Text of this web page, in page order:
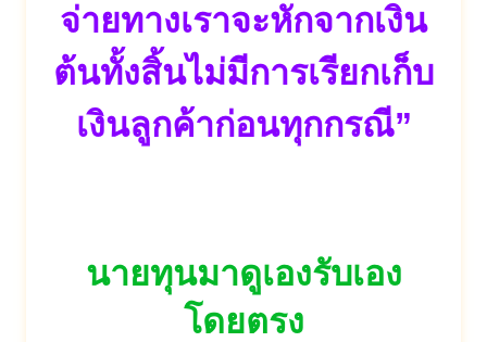
จ่ายทางเราจะหักจากเงิน
ต้นทั้งสิ้นไม่มีการเรียกเก็บ
เงินลูกค้าก่อนทุกกรณี”
นายทุนมาดูเองรับเอง
โดยตรง